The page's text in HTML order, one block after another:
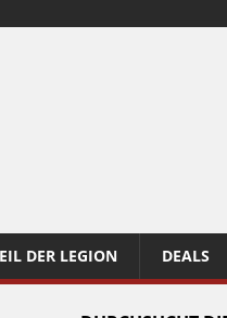
DER LEGION DEALS